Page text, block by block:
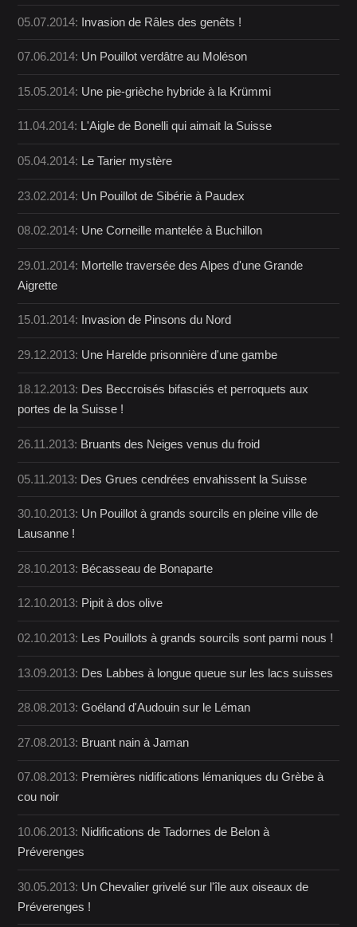
05.07.2014: Invasion de Râles des genêts !
07.06.2014: Un Pouillot verdâtre au Moléson
15.05.2014: Une pie-grièche hybride à la Krümmi
11.04.2014: L'Aigle de Bonelli qui aimait la Suisse
05.04.2014: Le Tarier mystère
23.02.2014: Un Pouillot de Sibérie à Paudex
08.02.2014: Une Corneille mantelée à Buchillon
29.01.2014: Mortelle traversée des Alpes d'une Grande
Aigrette
15.01.2014: Invasion de Pinsons du Nord
29.12.2013: Une Harelde prisonnière d'une gambe
18.12.2013: Des Beccroisés bifasciés et perroquets aux
portes de la Suisse !
26.11.2013: Bruants des Neiges venus du froid
05.11.2013: Des Grues cendrées envahissent la Suisse
30.10.2013: Un Pouillot à grands sourcils en pleine ville de
Lausanne !
28.10.2013: Bécasseau de Bonaparte
12.10.2013: Pipit à dos olive
02.10.2013: Les Pouillots à grands sourcils sont parmi nous !
13.09.2013: Des Labbes à longue queue sur les lacs suisses
28.08.2013:Goéland d'Audouin sur le Léman
27.08.2013: Bruant nain à Jaman
07.08.2013: Premières nidifications lémaniques du Grèbe à
cou noir
10.06.2013: Nidifications de Tadornes de Belon à
Préverenges
30.05.2013: Un Chevalier grivelé sur l'île aux oiseaux de
Préverenges !